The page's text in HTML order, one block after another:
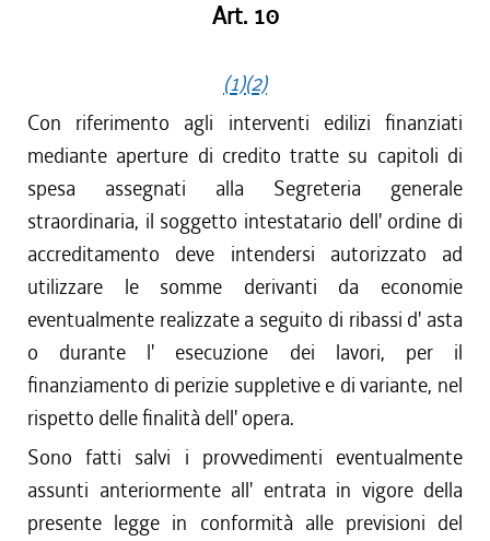
Art. 10
(1)(2)
Con riferimento agli interventi edilizi finanziati
mediante aperture di credito tratte su capitoli di
spesa assegnati alla Segreteria generale
straordinaria, il soggetto intestatario dell' ordine di
accreditamento deve intendersi autorizzato ad
utilizzare le somme derivanti da economie
eventualmente realizzate a seguito di ribassi d' asta
o durante l' esecuzione dei lavori, per il
finanziamento di perizie suppletive e di variante, nel
rispetto delle finalità dell' opera.
Sono fatti salvi i provvedimenti eventualmente
assunti anteriormente all' entrata in vigore della
presente legge in conformità alle previsioni del